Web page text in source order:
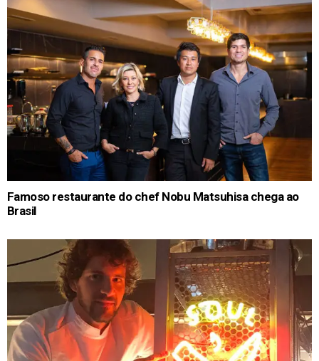
Famoso restaurante do chef Nobu Matsuhisa chega ao
Brasil